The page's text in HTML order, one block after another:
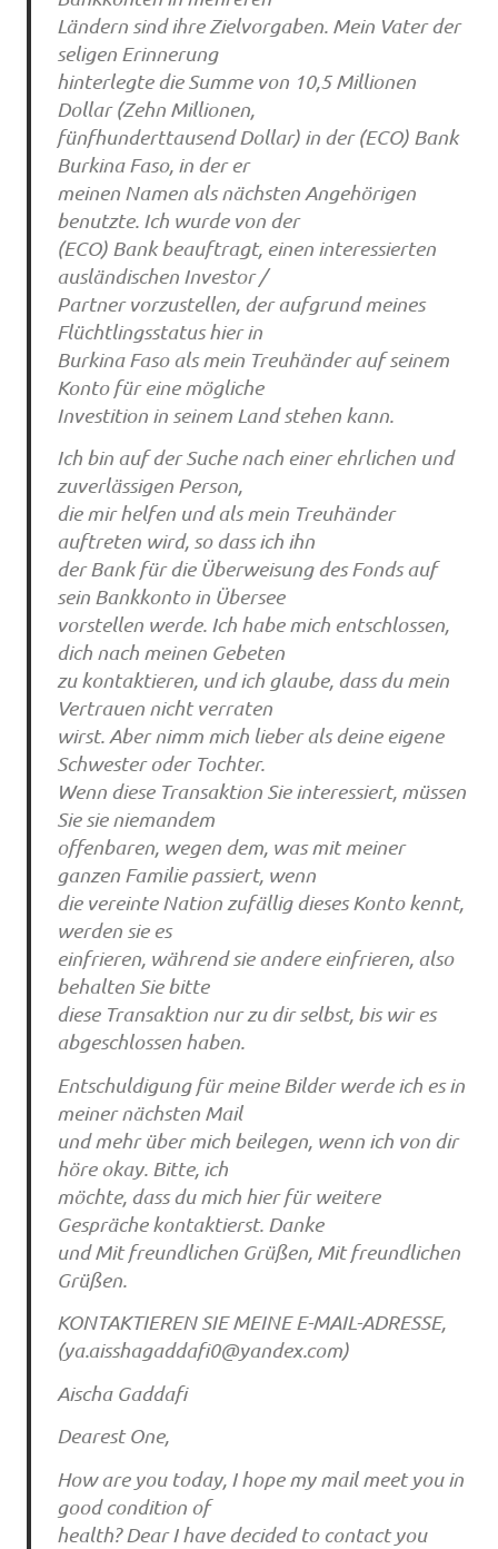
Ländern sind ihre Zielvorgaben. Mein Vater der
seligen Erinnerung
hinterlegte die Summe von 10,5 Millionen
Dollar (Zehn Millionen,
fünfhunderttausend Dollar) in der (ECO) Bank
Burkina Faso, in der er
meinen Namen als nächsten Angehörigen
benutzte. Ich wurde von der
(ECO) Bank beauftragt, einen interessierten
ausländischen Investor /
Partner vorzustellen, der aufgrund meines
Flüchtlingsstatus hier in
Burkina Faso als mein Treuhänder auf seinem
Konto für eine mögliche
Investition in seinem Land stehen kann.
Ich bin auf der Suche nach einer ehrlichen und
zuverlässigen Person,
die mir helfen und als mein Treuhänder
auftreten wird, so dass ich ihn
der Bank für die Überweisung des Fonds auf
sein Bankkonto in Übersee
vorstellen werde. Ich habe mich entschlossen,
dich nach meinen Gebeten
zu kontaktieren, und ich glaube, dass du mein
Vertrauen nicht verraten
wirst. Aber nimm mich lieber als deine eigene
Schwester oder Tochter.
Wenn diese Transaktion Sie interessiert, müssen
Sie sie niemandem
offenbaren, wegen dem, was mit meiner
ganzen Familie passiert, wenn
die vereinte Nation zufällig dieses Konto kennt,
werden sie es
einfrieren, während sie andere einfrieren, also
behalten Sie bitte
diese Transaktion nur zu dir selbst, bis wir es
abgeschlossen haben.
Entschuldigung für meine Bilder werde ich es in
meiner nächsten Mail
und mehr über mich beilegen, wenn ich von dir
höre okay. Bitte, ich
möchte, dass du mich hier für weitere
Gespräche kontaktierst. Danke
und Mit freundlichen Grüßen, Mit freundlichen
Grüßen.
KONTAKTIEREN SIE MEINE E-MAIL-ADRESSE,
(ya.aisshagaddafi0@yandex.com)
Aischa Gaddafi
Dearest One,
How are you today, I hope my mail meet you in
good condition of
health? Dear I have decided to contact you